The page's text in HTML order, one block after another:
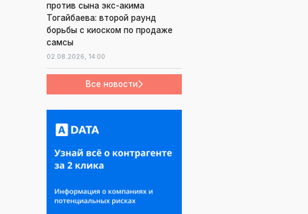
против сына экс-акима
Тогайбаева: второй раунд
борьбы с киоском по продаже
самсы
02.08.2026, 14:00
Все новости